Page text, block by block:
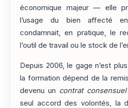
économique majeur — elle
l’usage du bien affecté
condamnait, en pratique, le
l’outil de travail ou le stock de
Depuis 2006, le gage n’est
la formation dépend de la
devenu un contrat consensuel
seul accord des volontés, la